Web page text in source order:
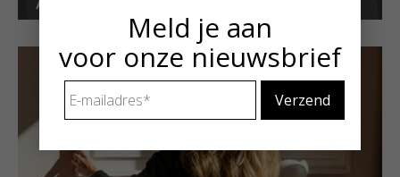
Art Alert!
Meld je aan
voor onze nieuwsbrief
mailadres *